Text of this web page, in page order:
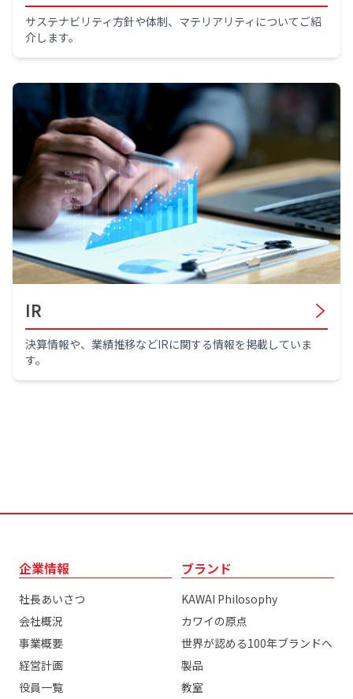
サステナビリティ方針や体制、マテリアリティについてご紹
介します。
IR
決算情報や、業績推移などIRに関する情報を掲載していま
す。
企業情報
社長あいさつ
会社概況
事業概要
経営計画
役員一覧
ブランド
KAWAI Philosophy
カワイの原点
世界が認める100年ブランドへ
製品
教室